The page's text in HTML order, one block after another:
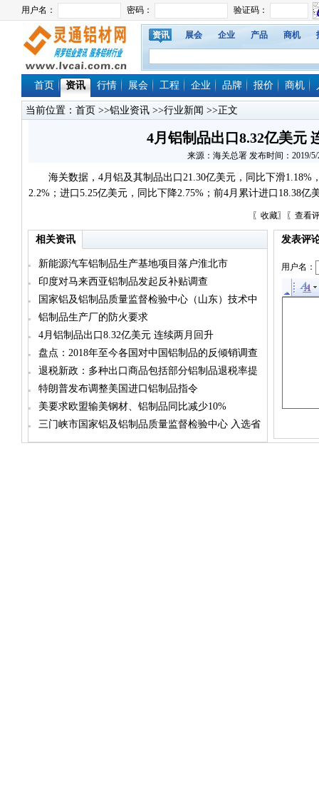
资讯 展会 企业 产品 商机
首页 资讯 行情 展会 工程 企业 品牌 报价 商机
当前位置： 首页 >>铝业资讯 >>行业新闻 >>正文
4月铝制品出口8.32亿美元
来源：海关总署 发布时间：2019/5/
海关数据，4月铝及其制品出口21.30亿美元，同比下滑1.18%
2.2%；进口5.25亿美元，同比下降2.75%；前4月累计进口18.38亿
〖 收藏〗〖 查看
相关资讯
新能源汽车铝制品生产基地项目落户淮北市
印度对马来西亚铝制品发起反补贴调查
国家铝及铝制品质量监督检验中心（山东）技术中
心项目在滨州签约
铝制品生产厂的防火要求
4月铝制品出口8.32亿美元 连续两月回升
盘点：2018年至今各国对中国铝制品的反倾销调查
退税新政：多种出口商品包括部分铝制品退税率提
特朗普发布调整美国进口铝制品指令
美要求欧盟输美钢材、铝制品同比减少10%
三门峡市国家铝及铝制品质量监督检验中心 入选省
级服务平台
发表评
用户名：